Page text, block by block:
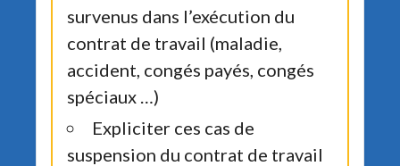
survenus dans l’exécution du
contrat de travail (maladie,
accident, congés payés, congés
spéciaux …)
Expliciter ces cas de
suspension du contrat de travail